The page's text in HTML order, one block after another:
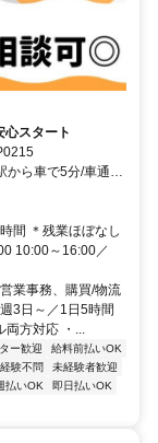
スタート
から車で5分/車通勤
間 ＊残業ほぼなし
10:00～16:00／
業事務、購買/物流
日～／1日5時間
両方対応 ・...
ー歓迎
給料前払いOK
経験不問
未経験者歓迎
払いOK
即日払いOK